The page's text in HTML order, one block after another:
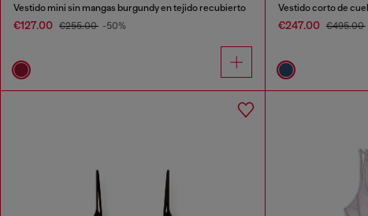
Vestido mini sin mangas burgundy en tejido recubierto
€127.00 €255.00 -50%
Vestido corto de
€247.00 €495.00